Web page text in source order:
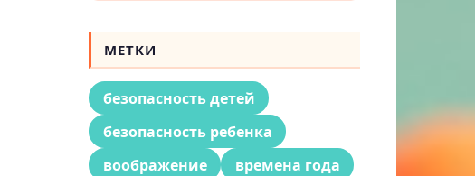
МЕТКИ
безопасность детей
безопасность ребенка
воображение
времена года